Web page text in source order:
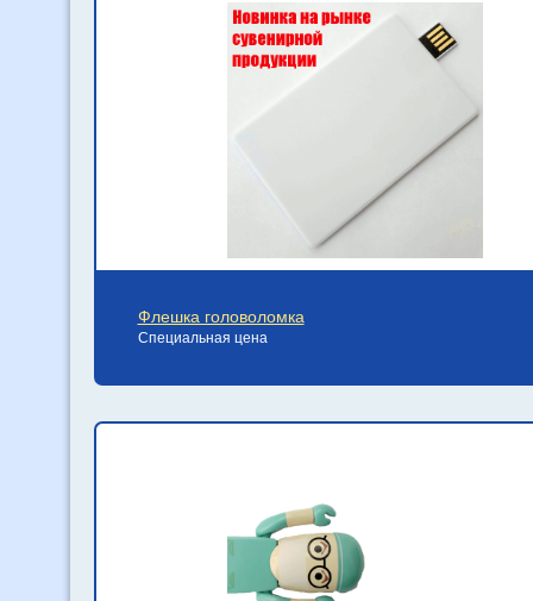
Флешка головоломка
Специальная цена